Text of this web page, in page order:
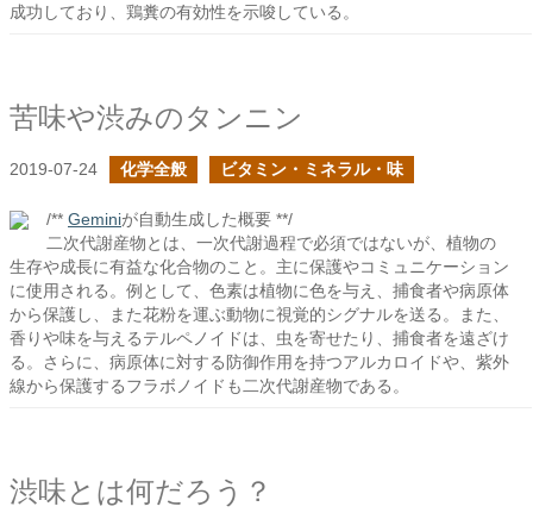
成功しており、鶏糞の有効性を示唆している。
苦味や渋みのタンニン
2019-07-24 化学全般 ビタミン・ミネラル・味
/** Geminiが自動生成した概要 **/
二次代謝産物とは、一次代謝過程で必須ではないが、植物の
生存や成長に有益な化合物のこと。主に保護やコミュニケーション
に使用される。例として、色素は植物に色を与え、捕食者や病原体
から保護し、また花粉を運ぶ動物に視覚的シグナルを送る。また、
香りや味を与えるテルペノイドは、虫を寄せたり、捕食者を遠ざけ
る。さらに、病原体に対する防御作用を持つアルカロイドや、紫外
線から保護するフラボノイドも二次代謝産物である。
渋味とは何だろう？